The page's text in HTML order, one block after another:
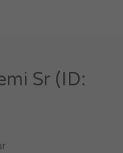
Sr (ID: